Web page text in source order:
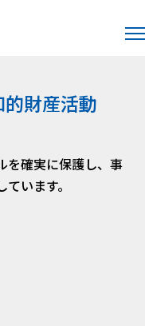
サイト
メ
財産活動
を確実に保護し、事
います。